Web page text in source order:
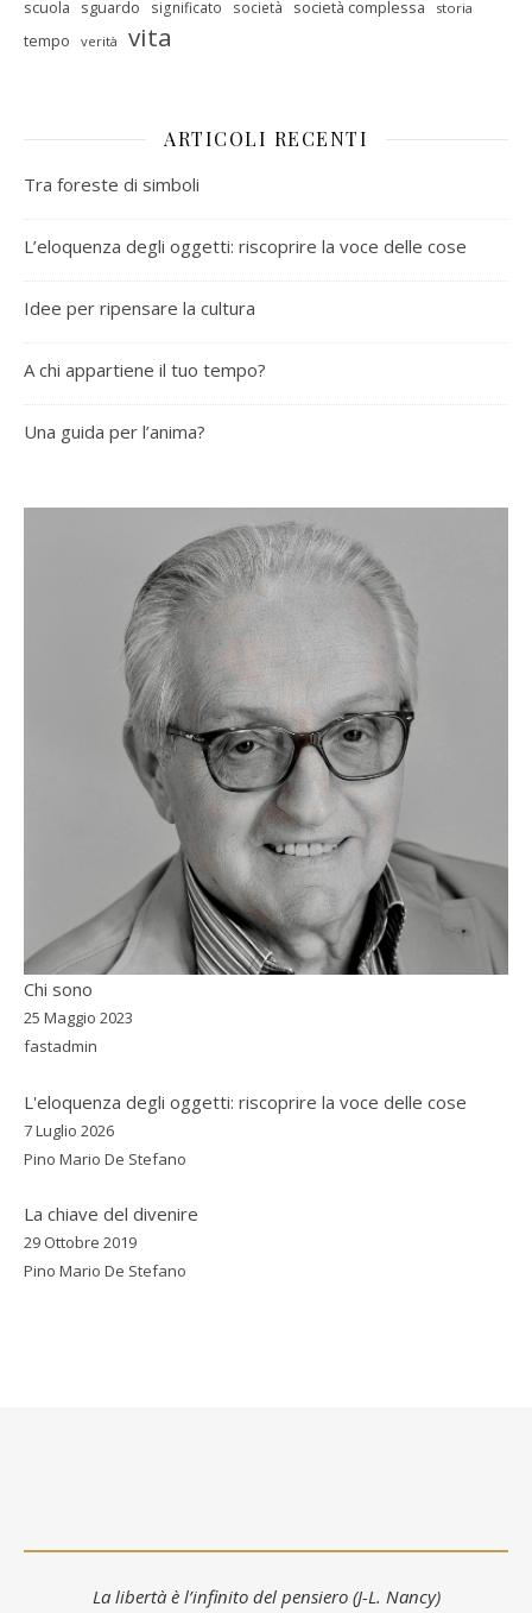
scuola sguardo significato società società complessa storia
tempo verità vita
ARTICOLI RECENTI
Tra foreste di simboli
L’eloquenza degli oggetti: riscoprire la voce delle cose
Idee per ripensare la cultura
A chi appartiene il tuo tempo?
Una guida per l’anima?
Chi sono
25 Maggio 2023
fastadmin
L'eloquenza degli oggetti: riscoprire la voce delle cose
7 Luglio 2026
Pino Mario De Stefano
La chiave del divenire
29 Ottobre 2019
Pino Mario De Stefano
La libertà è l’infinito del pensiero (J-L. Nancy)